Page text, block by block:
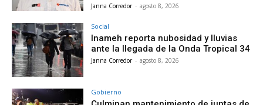
Janna Corredor - agosto 8, 2026
Social
Inameh reporta nubosidad y lluvias
ante la llegada de la Onda Tropical 34
Janna Corredor - agosto 8, 2026
Gobierno